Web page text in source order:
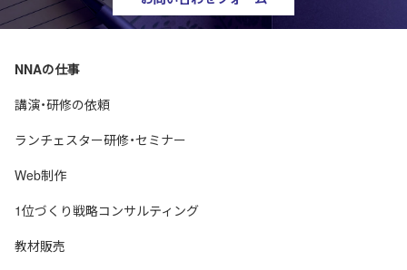
NNAの仕事
講演・研修の依頼
ランチェスター研修・セミナー
Web制作
1位づくり戦略コンサルティング
教材販売